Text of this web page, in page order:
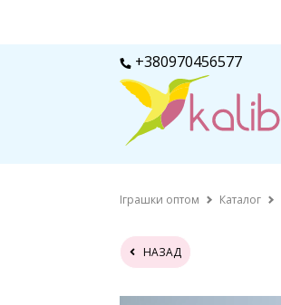
+380970456577
Іграшки оптом Каталог
НАЗАД